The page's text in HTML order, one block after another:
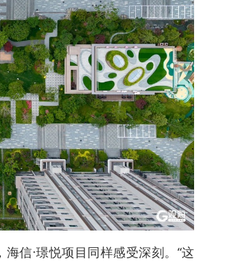
信·璟悦项目同样感受深刻。“这